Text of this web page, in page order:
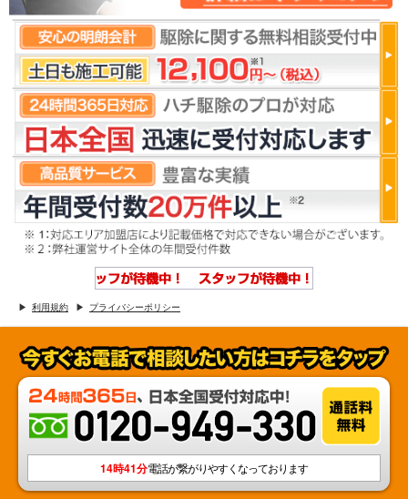
利用規約 プライバシーポリシー
14時41分電話が繋がりやすくなっております